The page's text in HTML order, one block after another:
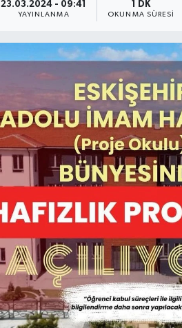
23.03.2024 - 09:41
YAYINLANMA
1 DK
OKUNMA SÜRESI